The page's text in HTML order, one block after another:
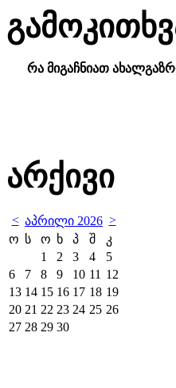
რა მიგაჩნიათ
არქივი
< აპრილი 2026 >
ო ს ო ხ პ შ
კ
1
2 3 4
5
6
7 8 9 10 11 12
13 14 15 16 17 18 19
20 21 22 23 24 25 26
27 28 29 30